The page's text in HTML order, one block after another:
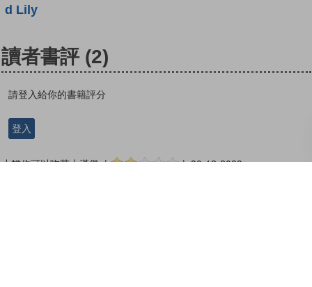
d Lily
讀者書評 (2)
請登入給你的書籍評分
登入
小貓你可以吃芝士漢堡 | | 30-12-2023